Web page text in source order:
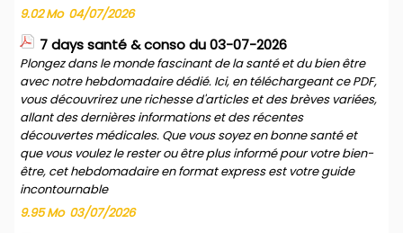
9.02 Mo 04/07/2026
7 days santé & conso du 03-07-2026
Plongez dans le monde fascinant de la santé et du bien être
avec notre hebdomadaire dédié. Ici, en téléchargeant ce PDF,
vous découvrirez une richesse d'articles et des brèves variées,
allant des dernières informations et des récentes
découvertes médicales. Que vous soyez en bonne santé et
que vous voulez le rester ou être plus informé pour votre bien-
être, cet hebdomadaire en format express est votre guide
incontournable
9.95 Mo 03/07/2026